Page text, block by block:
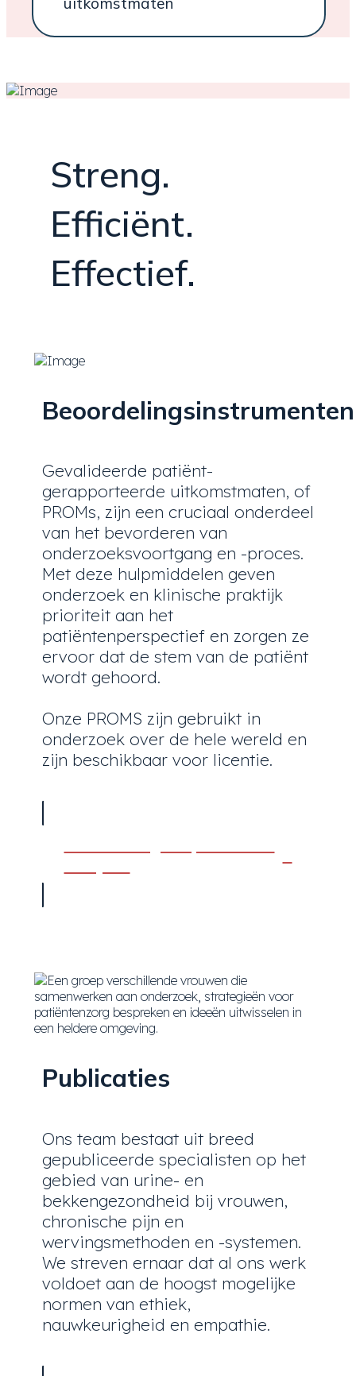
Streng.
Efficiënt.
Effectief.
Beoordelingsinstrumenten
Gevalideerde patiënt-
gerapporteerde uitkomstmaten, of
PROMs, zijn een cruciaal onderdeel
van het bevorderen van
onderzoeksvoortgang en -proces.
Met deze hulpmiddelen geven
onderzoek en klinische praktijk
prioriteit aan het
patiëntenperspectief en zorgen ze
ervoor dat de stem van de patiënt
wordt gehoord.
Onze PROMS zijn gebruikt in
onderzoek over de hele wereld en
zijn beschikbaar voor licentie.
Publicaties
Ons team bestaat uit breed
gepubliceerde specialisten op het
gebied van urine- en
bekkengezondheid bij vrouwen,
chronische pijn en
wervingsmethoden en -systemen.
We streven ernaar dat al ons werk
voldoet aan de hoogst mogelijke
normen van ethiek,
nauwkeurigheid en empathie.